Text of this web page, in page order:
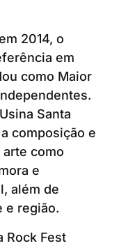
2014, o
em
como Maior
Santa
composição e
como
e
além de
e região.
Rock Fest